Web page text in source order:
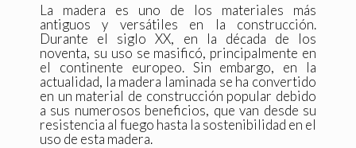
La madera es uno de los materiales más
antiguos y versátiles en la construcción.
Durante el siglo XX, en la década de los
noventa, su uso se masificó, principalmente en
el continente europeo. Sin embargo, en la
actualidad, la madera laminada se ha convertido
en un material de construcción popular debido
a sus numerosos beneficios, que van desde su
resistencia al fuego hasta la sostenibilidad en el
uso de esta madera.